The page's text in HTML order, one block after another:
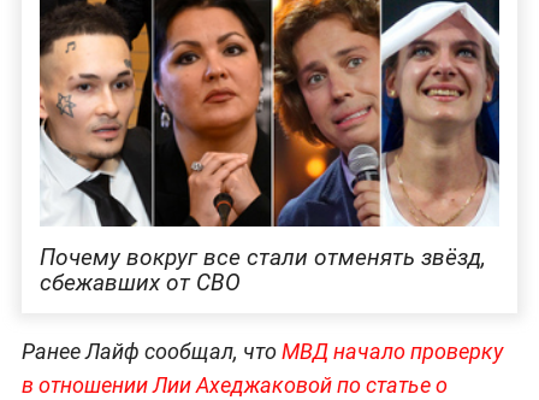
Почему вокруг все стали отменять звёзд,
сбежавших от СВО
Ранее Лайф сообщал, чтоМВД начало проверку
в отношении Лии Ахеджаковой по статье о